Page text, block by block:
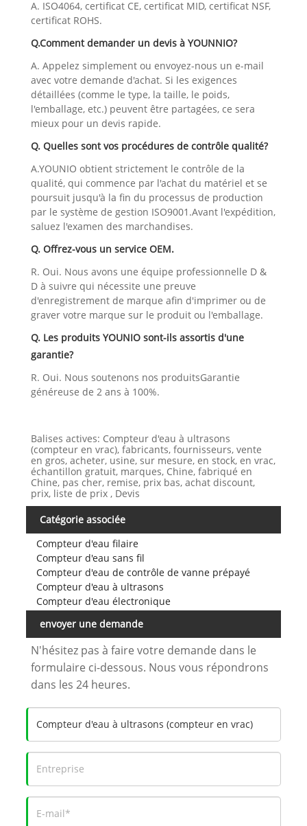
A. ISO4064, certificat CE, certificat MID, certificat NSF,
certificat ROHS.
Q.Comment demander un devis à YOUNNIO?
A. Appelez simplement ou envoyez-nous un e-mail
avec votre demande d'achat. Si les exigences
détaillées (comme le type, la taille, le poids,
l'emballage, etc.) peuvent être partagées, ce sera
mieux pour un devis rapide.
Q. Quelles sont vos procédures de contrôle qualité?
A.YOUNIO obtient strictement le contrôle de la
qualité, qui commence par l'achat du matériel et se
poursuit jusqu'à la fin du processus de production
par le système de gestion ISO9001.Avant l'expédition,
saluez l'examen des marchandises.
Q. Offrez-vous un service OEM.
R. Oui. Nous avons une équipe professionnelle D &
D à suivre qui nécessite une preuve
d'enregistrement de marque afin d'imprimer ou de
graver votre marque sur le produit ou l'emballage.
Q. Les produits YOUNIO sont-ils assortis d'une
garantie?
R. Oui. Nous soutenons nos produitsGarantie
généreuse de 2 ans à 100%.
Balises actives: Compteur d'eau à ultrasons
(compteur en vrac), fabricants, fournisseurs, vente
en gros, acheter, usine, sur mesure, en stock, en vrac,
échantillon gratuit, marques, Chine, fabriqué en
Chine, pas cher, remise, prix bas, achat discount,
prix, liste de prix , Devis
Catégorie associée
Compteur d'eau filaire
Compteur d'eau sans fil
Compteur d'eau de contrôle de vanne prépayé
Compteur d'eau à ultrasons
Compteur d'eau électronique
envoyer une demande
N'hésitez pas à faire votre demande dans le
formulaire ci-dessous. Nous vous répondrons
dans les 24 heures.